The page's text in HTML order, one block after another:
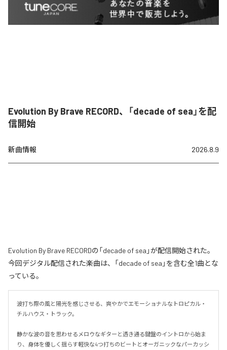
Evolution By Brave RECORD、「decade of sea」を配
信開始
新曲情報 2026.8.9
Evolution By Brave RECORDの「decade of sea」が配信開始された。
今回デジタル配信された楽曲は、「decade of sea」を含む全1曲とな
っている。
波打ち際の風と陽光を感じさせる、爽やかでエモーショナルなトロピカル・
チルハウス・トラック。
静かな波の音を思わせるメロウなギターと透き通る鍵盤のイントロから始ま
り、身体を優しく揺らす軽快な4つ打ちのビートとオーガニックなパーカッシ